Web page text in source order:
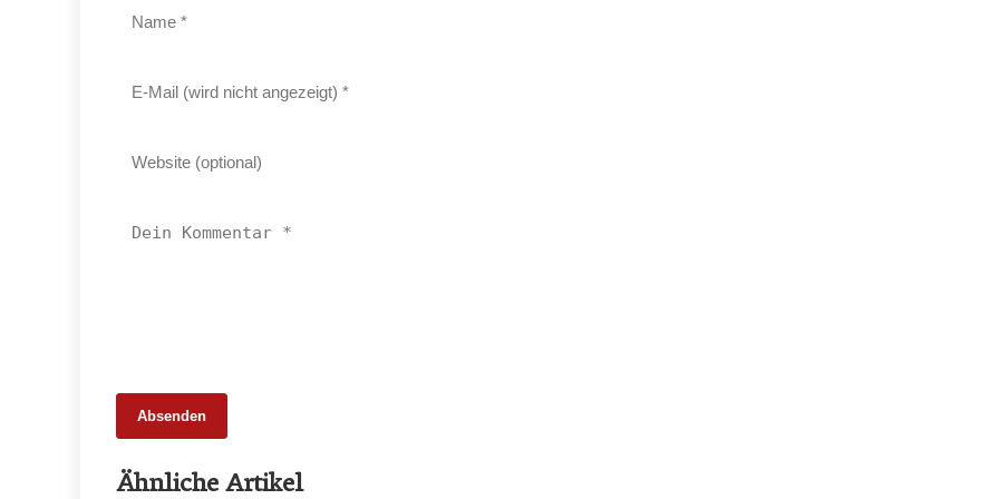
Absenden
Ähnliche Artikel
Weniger Tiere, mehr Schlachtungen: